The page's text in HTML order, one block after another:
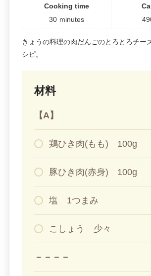
Cooking time
30 minutes
きょうの料理の肉だんごのとろとろチー
シピ。
材料
【A】
鶏ひき肉(もも) 100g
豚ひき肉(赤身) 100g
塩 1つまみ
こしょう 少々
－－－－